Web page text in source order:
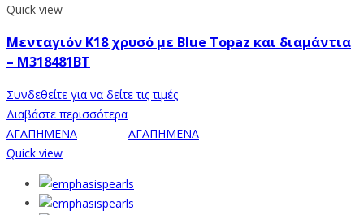
Quick view
Μενταγιόν Κ18 χρυσό με Blue Topaz και διαμάντια
– M318481BT
Συνδεθείτε για να δείτε τις τιμές
Διαβάστε περισσότερα
ΑΓΑΠΗΜΕΝΑ
ΑΓΑΠΗΜΕΝΑ
Quick view